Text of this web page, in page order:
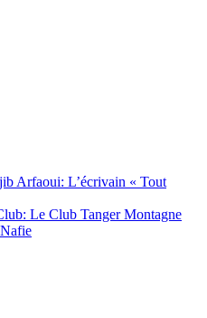
Arfaoui: L’écrivain « Tout
Le Club Tanger Montagne